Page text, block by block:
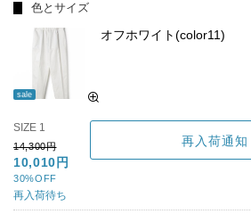
色とサイズ
sale
オフホワイト(color11)
SIZE 1
14,300円
10,010円
30%OFF
再入荷待ち
再入荷通知